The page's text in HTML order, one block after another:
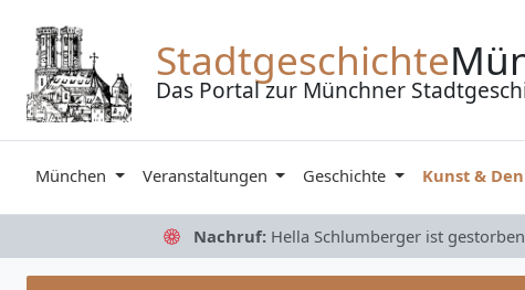
Stadtgeschichte
Das Portal zur Münchner
München Veranstaltungen Geschichte Kunst &
Nachruf: Hella Schlumberger ist